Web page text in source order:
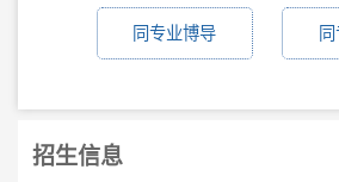
同专业博导
招生信息